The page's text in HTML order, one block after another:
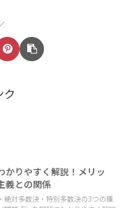
ク
かりやすく解説！メリッ
義との関係
絶対多数決・特別多数決の3つの種